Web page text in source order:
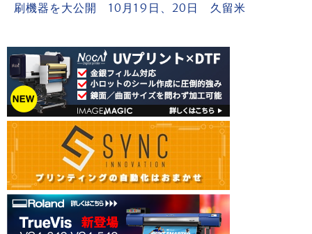
刷機器を大公開 10月19日、20日 久留米